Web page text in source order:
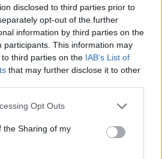
disclosed to third parties prior to
opt-out of the further
information by third parties on the
participants. This information may
third parties on the IAB’s List of
that may further disclose it to other
app uses one or more Google
usage behaviour. You may click to
Google and its third-party tags to
specified purposes in below Google
Opt Outs
the Sharing of my